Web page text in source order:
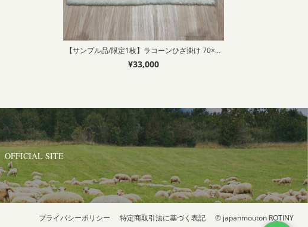
【サンプル品/限定1枚】ラコーンひざ掛け 70×100cm ナチュラルホワイト（JAPAN MADE)
¥33,000
OFFICIAL SITE
プライバシーポリシー 特定商取引法に基づく表記 © japanmouton ROTINY